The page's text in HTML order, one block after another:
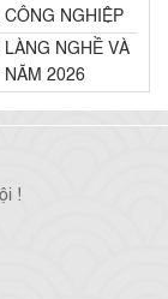
NGHIỆP
NGHỀ VÀ
NĂM 2026
!